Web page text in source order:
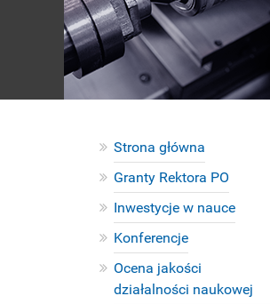
Strona główna
Granty Rektora PO
Inwestycje w nauce
Konferencje
Ocena jakości
działalności naukowej